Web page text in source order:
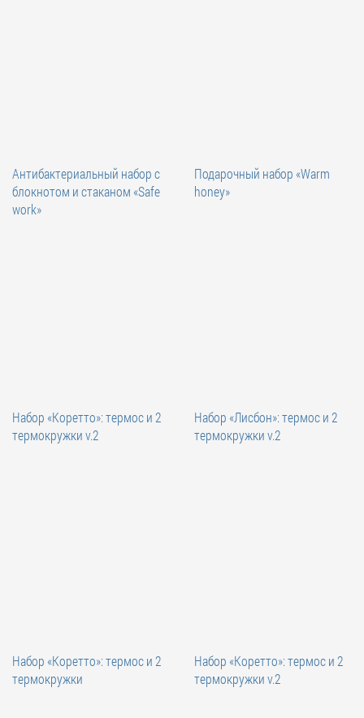
Антибактериальный набор с
блокнотом и стаканом «Safe
work»
Подарочный набор «Warm
honey»
Набор «Коретто»: термос и 2
термокружки v.2
Набор «Лисбон»: термос и 2
термокружки v.2
Набор «Коретто»: термос и 2
термокружки
Набор «Коретто»: термос и 2
термокружки v.2